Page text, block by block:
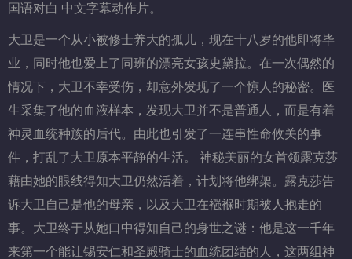
国语对白 中文字幕动作片。
大卫是一个从小被修士养大的孤儿，现在十八岁的他即将毕
业，同时他也爱上了同班的漂亮女孩史黛拉。在一次偶然的
情况下，大卫不幸受伤，却意外发现了一个惊人的秘密。医
生采集了他的血液样本，发现大卫并不是普通人，而是有着
神灵血统种族的后代。由此也引发了一连串性命攸关的事
件，打乱了大卫原本平静的生活。 神秘美丽的女首领露克莎
藉由她的眼线得知大卫仍然活着，计划将他绑架。露克莎告
诉大卫自己是他的母亲，以及大卫在襁褓时期被人抱走的
事。大卫终于从她口中得知自己的身世之谜：他是这一千年
来第一个能让锡安仁和圣殿骑士的血统团结的人，这两组神